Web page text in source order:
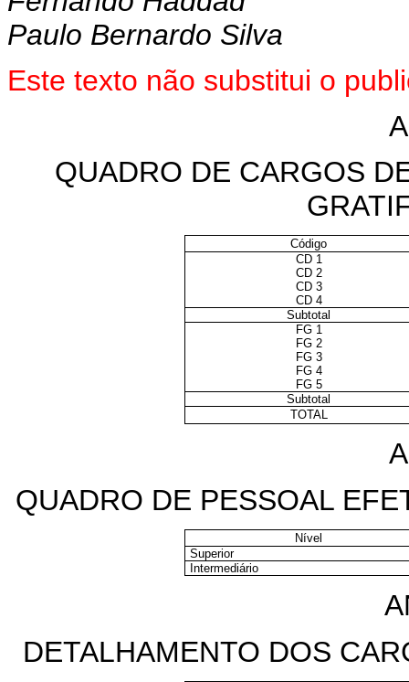
Paulo Bernardo Silva
Este texto não substitui o
QUADRO DE CARGOS
Código
CD 1
CD 2
CD 3
CD 4
Subtotal
FG 1
FG 2
FG 3
FG 4
FG 5
Subtotal
TOTAL
QUADRO DE PESSOAL
Nível
Superior
Intermediário
DETALHAMENTO DOS